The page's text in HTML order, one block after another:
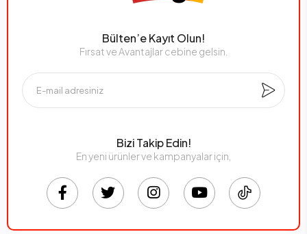
Bülten’e Kayıt Olun!
Fırsat ve Avantajlar cebine gelsin.
Bizi Takip Edin!
En yeni ürünler ve kampanyalar için,